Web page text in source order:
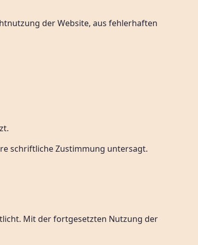
der Website, aus fehlerhaften
schriftliche Zustimmung untersagt.
Mit der fortgesetzten Nutzung der